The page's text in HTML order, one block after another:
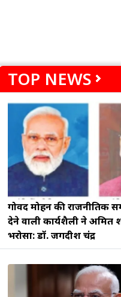
TOP NEWS
गोविंद मोहन की
देने वाली कार्यशैली ने अमित
भरोसा: डॉ. जगदीश चंद्र